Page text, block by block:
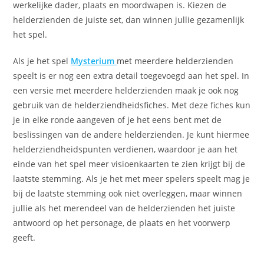
werkelijke dader, plaats en moordwapen is. Kiezen de
helderzienden de juiste set, dan winnen jullie gezamenlijk
het spel.
Als je het spel Mysterium met meerdere helderzienden
speelt is er nog een extra detail toegevoegd aan het spel. In
een versie met meerdere helderzienden maak je ook nog
gebruik van de helderziendheidsfiches. Met deze fiches kun
je in elke ronde aangeven of je het eens bent met de
beslissingen van de andere helderzienden. Je kunt hiermee
helderziendheidspunten verdienen, waardoor je aan het
einde van het spel meer visioenkaarten te zien krijgt bij de
laatste stemming. Als je het met meer spelers speelt mag je
bij de laatste stemming ook niet overleggen, maar winnen
jullie als het merendeel van de helderzienden het juiste
antwoord op het personage, de plaats en het voorwerp
geeft.